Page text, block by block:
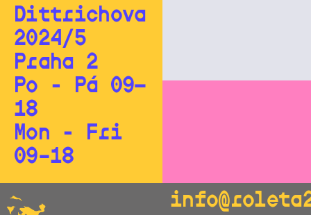
Dittrichova
2024/5
Praha 2
Po - Pá 09—
18
Mon - Fri
09–18